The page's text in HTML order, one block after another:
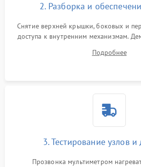
2. Разборка и
Снятие верхней крышки, боковых и
доступа к внутренним механизмам.
Обеспечение свободного доступа к
Подробнее
3. Тестирование узлов и
Прозвонка мультиметром